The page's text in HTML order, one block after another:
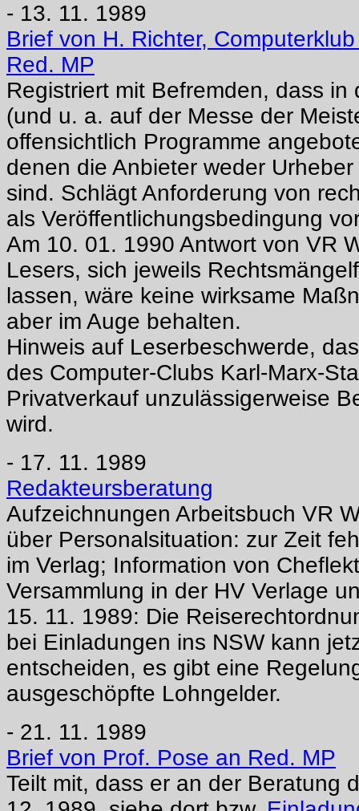
- 13. 11. 1989
Brief von H. Richter,
Red. MP
Registriert mit Befremden, dass in
(und u. a. auf der Messe der
offensichtlich Programme
denen die Anbieter weder
sind. Schlägt Anforderung von
als Veröffentlichungsbedingung
Am 10. 01. 1990 Antwort von VR
Lesers, sich jeweils
lassen, wäre keine wirksame
aber im Auge behalten.
Hinweis auf Leserbeschwerde,
des Computer-Clubs Karl-Marx-
Privatverkauf unzulässigerweise
wird.
- 17. 11. 1989
Redakteursberatung
Aufzeichnungen Arbeitsbuch VR
über Personalsituation: zur Zeit
im Verlag; Information von
Versammlung in der HV Verlage
15. 11. 1989: Die
bei Einladungen ins NSW kann
entscheiden, es gibt eine
ausgeschöpfte Lohngelder.
- 21. 11. 1989
Brief von Prof. Pose an Red. MP
Teilt mit, dass er an der Beratung